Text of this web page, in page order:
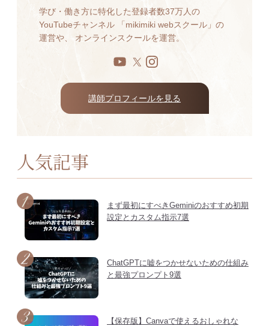
学び・働き方に特化した登録者数37万人の
YouTubeチャンネル 「mikimiki webスクール」の
運営や、 オンラインスクールを運営。
講師プロフィールを見る
人気記事
まず最初にすべきGeminiのおすすめ初期
設定とカスタム指示7選
ChatGPTに嘘をつかせないための仕組み
と最強プロンプト9選
【保存版】Canvaで使えるおしゃれな